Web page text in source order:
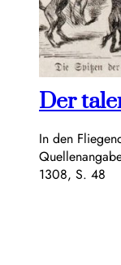
Der
In den
1308, S. 48